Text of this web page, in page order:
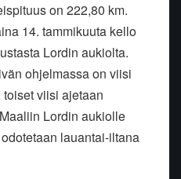
on 222,80 km.
14. tammikuuta kello
Lordin aukiolta.
ohjelmassa on viisi
viisi ajetaan
Lordin aukiolle
lauantai-iltana